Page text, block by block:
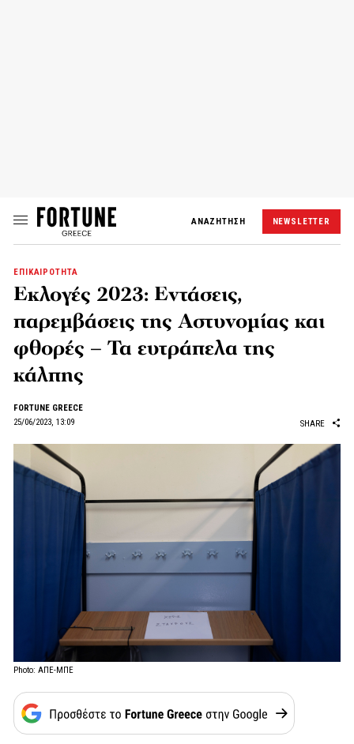
ΑΝΑΖΗΤΗΣΗ NEWSLETTER
ΕΠΙΚΑΙΡΟΤΗΤΑ
Εκλογές 2023: Εντάσεις,
παρεμβάσεις της Αστυνομίας και
φθορές – Τα ευτράπελα της
κάλπης
FORTUNE GREECE
25/06/2023, 13:09
SHARE
Photo: ΑΠΕ-ΜΠΕ